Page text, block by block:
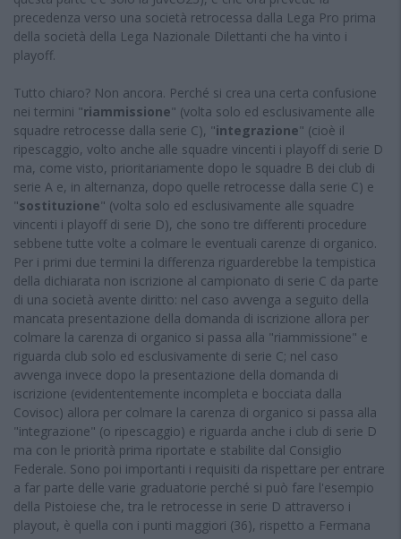
precedenza verso una società retrocessa dalla Lega Pro prima
della società della Lega Nazionale Dilettanti che ha vinto i
playoff.
Tutto chiaro? Non ancora. Perché si crea una certa confusione
nei termini "riammissione" (volta solo ed esclusivamente alle
squadre retrocesse dalla serie C), "integrazione" (cioè il
ripescaggio, volto anche alle squadre vincenti i playoff di serie D
ma, come visto, prioritariamente dopo le squadre B dei club di
serie A e, in alternanza, dopo quelle retrocesse dalla serie C) e
"sostituzione" (volta solo ed esclusivamente alle squadre
vincenti i playoff di serie D), che sono tre differenti procedure
sebbene tutte volte a colmare le eventuali carenze di organico.
Per i primi due termini la differenza riguarderebbe la tempistica
della dichiarata non iscrizione al campionato di serie C da parte
di una società avente diritto: nel caso avvenga a seguito della
mancata presentazione della domanda di iscrizione allora per
colmare la carenza di organico si passa alla "riammissione" e
riguarda club solo ed esclusivamente di serie C; nel caso
avvenga invece dopo la presentazione della domanda di
iscrizione (evidententemente incompleta e bocciata dalla
Covisoc) allora per colmare la carenza di organico si passa alla
"integrazione" (o ripescaggio) e riguarda anche i club di serie D
ma con le priorità prima riportate e stabilite dal Consiglio
Federale. Sono poi importanti i requisiti da rispettare per entrare
a far parte delle varie graduatorie perché si può fare l'esempio
della Pistoiese che, tra le retrocesse in serie D attraverso i
playout, è quella con i punti maggiori (36), rispetto a Fermana